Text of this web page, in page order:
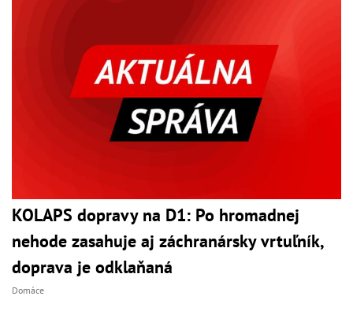
KOLAPS dopravy na D1: Po hromadnej
nehode zasahuje aj záchranársky vrtuľník,
doprava je odklaňaná
Domáce